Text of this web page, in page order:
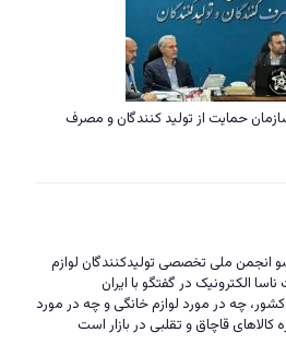
حمایت از تولید کنندگان و مصرف
ملی تخصصی تولیدکنندگان لوازم
الکترونیک در گفتگو با ایران
چه در مورد لوازم خانگی و چه در مورد
قاچاق و تقلبی در بازار است